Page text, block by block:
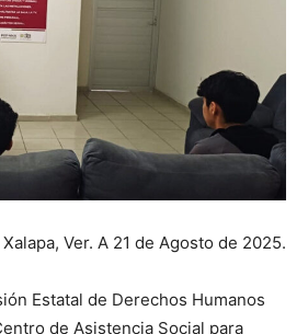
Xalapa, Ver. A 21 de Agosto de 2025.
Estatal de Derechos Humanos
de Asistencia Social para